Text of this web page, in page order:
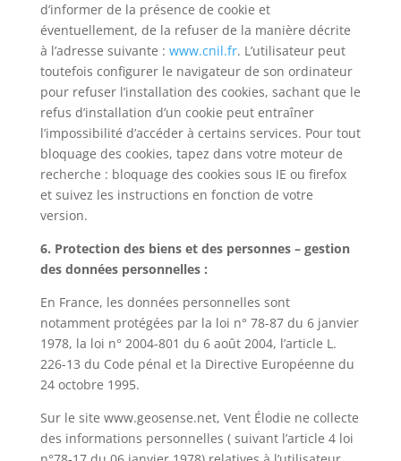
d’informer de la présence de cookie et
éventuellement, de la refuser de la manière décrite
à l’adresse suivante : www.cnil.fr. L’utilisateur peut
toutefois configurer le navigateur de son ordinateur
pour refuser l’installation des cookies, sachant que le
refus d’installation d’un cookie peut entraîner
l’impossibilité d’accéder à certains services. Pour tout
bloquage des cookies, tapez dans votre moteur de
recherche : bloquage des cookies sous IE ou firefox
et suivez les instructions en fonction de votre
version.
6. Protection des biens et des personnes – gestion
des données personnelles :
En France, les données personnelles sont
notamment protégées par la loi n° 78-87 du 6 janvier
1978, la loi n° 2004-801 du 6 août 2004, l’article L.
226-13 du Code pénal et la Directive Européenne du
24 octobre 1995.
Sur le site www.geosense.net, Vent Élodie ne collecte
des informations personnelles ( suivant l’article 4 loi